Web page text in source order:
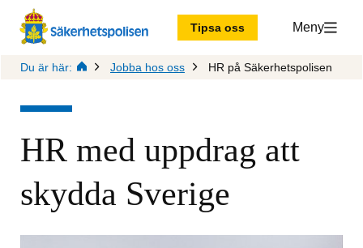
Tipsa oss Meny
Du är här: Jobba hos oss HR på Säkerhetspolisen
HR med uppdrag att
skydda Sverige